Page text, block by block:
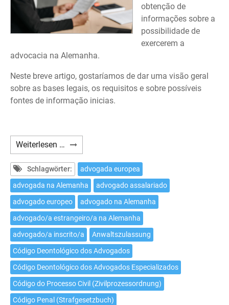
obtenção de
informações sobre a
possibilidade de
exercerem a
advocacia na Alemanha.
Neste breve artigo, gostaríamos de dar uma visão geral
sobre as bases legais, os requisitos e sobre possíveis
fontes de informação inicias.
Weiterlesen … Como
exercer
a
advocacia
na
Alemanha
como
advogado/a
estrangeiro/a?
Schlagwörter:
advogada europea
advogada na Alemanha
advogado assalariado
advogado europeo
advogado na Alemanha
advogado/a estrangeiro/a na Alemanha
advogado/a inscrito/a
Anwaltszulassung
Código Deontológico dos Advogados
Código Deontológico dos Advogados Especializados
Código do Processo Civil (Zivilprozessordnung)
Código Penal (Strafgesetzbuch)